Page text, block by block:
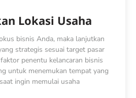
Lokasi Usaha
bisnis Anda, maka lanjutkan
strategis sesuai target pasar
penentu kelancaran bisnis
untuk menemukan tempat yang
ingin memulai usaha